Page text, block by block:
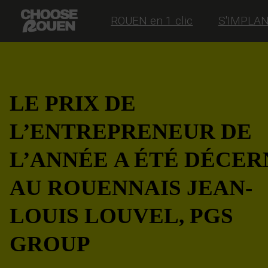
ROUEN en 1 clic
LE PRIX DE
L’ENTREPRENEUR DE
L’ANNÉE A ÉTÉ
AU ROUENNAIS JEAN-
LOUIS LOUVEL, PGS
GROUP